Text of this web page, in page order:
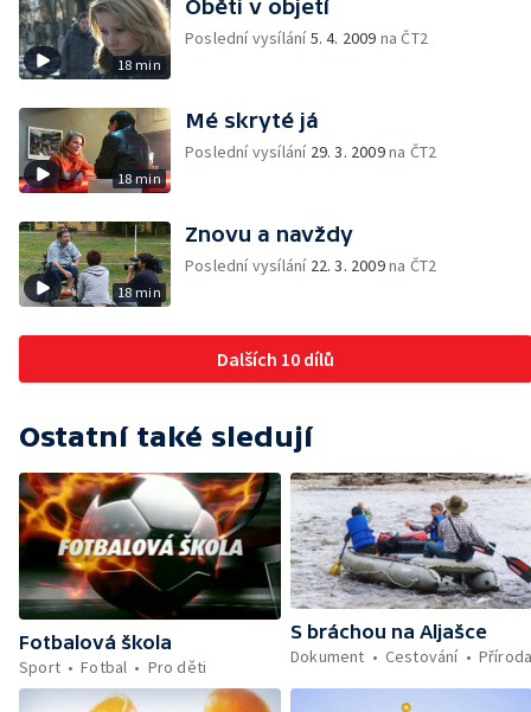
18 min
Oběti v objetí
Poslední vysílání5. 4. 2009 na ČT2
18 min
Mé skryté já
Poslední vysílání 29. 3. 2009na ČT2
18 min
Znovu a navždy
Poslední vysílání 22. 3. 2009na ČT2
Dalších 10 dílů
Ostatní také sledují
Fotbalová škola
Sport
Fotbal Pro děti
S bráchou na Aljašce
Dokument
Cestování